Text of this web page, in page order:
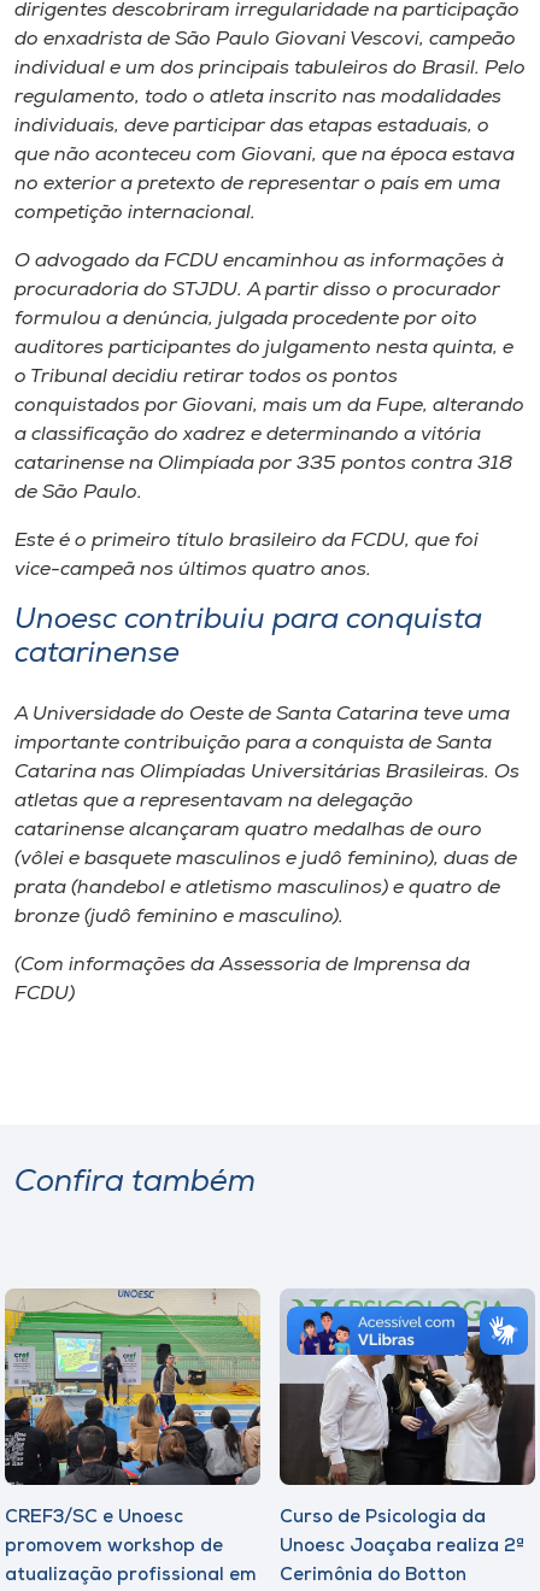
Unoesc
Store
Selecione
o idioma
A+
A-
dirigentes descobriram irregularidade na participação
do enxadrista de São Paulo Giovani Vescovi, campeão
individual e um dos principais tabuleiros do Brasil. Pelo
regulamento, todo o atleta inscrito nas modalidades
individuais, deve participar das etapas estaduais, o
que não aconteceu com Giovani, que na época estava
no exterior a pretexto de representar o país em uma
competição internacional.
O advogado da FCDU encaminhou as informações à
procuradoria do STJDU. A partir disso o procurador
formulou a denúncia, julgada procedente por oito
auditores participantes do julgamento nesta quinta, e
o Tribunal decidiu retirar todos os pontos
conquistados por Giovani, mais um da Fupe, alterando
a classificação do xadrez e determinando a vitória
catarinense na Olimpíada por 335 pontos contra 318
de São Paulo.
Este é o primeiro título brasileiro da FCDU, que foi
vice-campeã nos últimos quatro anos.
Unoesc contribuiu para conquista
catarinense
A Universidade do Oeste de Santa Catarina teve uma
importante contribuição para a conquista de Santa
Catarina nas Olimpíadas Universitárias Brasileiras. Os
atletas que a representavam na delegação
catarinense alcançaram quatro medalhas de ouro
(vôlei e basquete masculinos e judô feminino), duas de
prata (handebol e atletismo masculinos) e quatro de
bronze (judô feminino e masculino).
(Com informações da Assessoria de Imprensa da
FCDU)
Confira também
CREF3/SC e Unoesc
promovem workshop de
atualização profissional em
Curso de Psicologia da
Unoesc Joaçaba realiza 2ª
Cerimônia do Botton